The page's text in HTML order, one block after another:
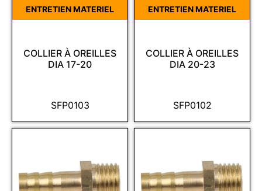
SFP0103
COLLIER À OREILLES
DIA 17-20
ENTRETIEN MATERIEL
SFP0102
COLLIER À OREILLES
DIA 20-23
ENTRETIEN MATERIEL